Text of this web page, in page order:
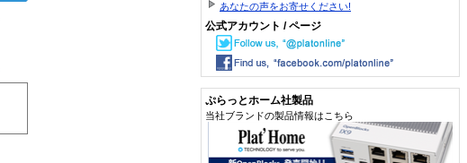
あなたの声をお寄せください!
公式アカウント / ページ
ぷらっとホーム社製品
当社ブランドの製品情報はこちら